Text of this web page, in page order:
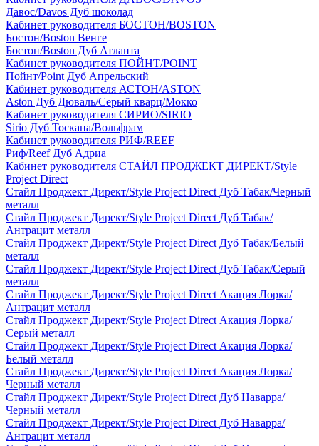
Давос/Davos Дуб шоколад
Кабинет руководителя БОСТОН/BOSTON
Бостон/Boston Венге
Бостон/Boston Дуб Атланта
Кабинет руководителя ПОЙНТ/POINT
Пойнт/Point Дуб Апрельский
Кабинет руководителя АСТОН/ASTON
Aston Дуб Дюваль/Серый кварц/Мокко
Кабинет руководителя СИРИО/SIRIO
Sirio Дуб Тоскана/Вольфрам
Кабинет руководителя РИФ/REEF
Риф/Reef Дуб Адриа
Кабинет руководителя СТАЙЛ ПРОДЖЕКТ ДИРЕКТ/Style
Project Direct
Стайл Проджект Директ/Style Project Direct Дуб Табак/Черный
металл
Стайл Проджект Директ/Style Project Direct Дуб Табак/
Антрацит металл
Стайл Проджект Директ/Style Project Direct Дуб Табак/Белый
металл
Стайл Проджект Директ/Style Project Direct Дуб Табак/Серый
металл
Стайл Проджект Директ/Style Project Direct Акация Лорка/
Антрацит металл
Стайл Проджект Директ/Style Project Direct Акация Лорка/
Серый металл
Стайл Проджект Директ/Style Project Direct Акация Лорка/
Белый металл
Стайл Проджект Директ/Style Project Direct Акация Лорка/
Черный металл
Стайл Проджект Директ/Style Project Direct Дуб Наварра/
Черный металл
Стайл Проджект Директ/Style Project Direct Дуб Наварра/
Антрацит металл